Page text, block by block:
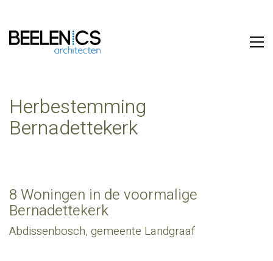
Herbestemming
Bernadettekerk
8 Woningen in de voormalige
Bernadettekerk
Abdissenbosch, gemeente Landgraaf